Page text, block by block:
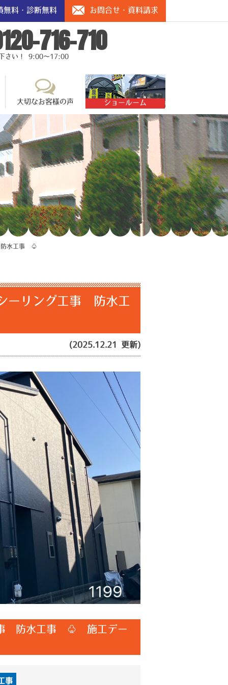
無料・診断無料 お問合せ・資料請求
716-710
さい！ 9:00～17:00
大切なお客様の声 ショールーム
防水工事 ♧
リング工事 防水工
(2025.12.21 更新)
事 防水工事 ♧ 施工デー
事